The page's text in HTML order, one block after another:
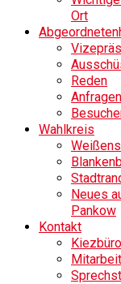
Ort
Reden
Anfragen
Wahlkreis
Neues
Pankow
Kontakt